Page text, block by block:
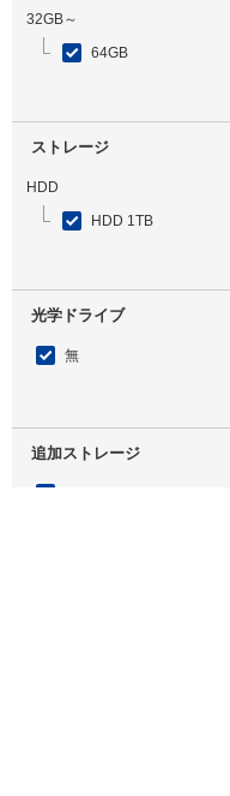
32GB～
64GB
ストレージ
HDD
HDD 1TB
光学ドライブ
無
追加ストレージ